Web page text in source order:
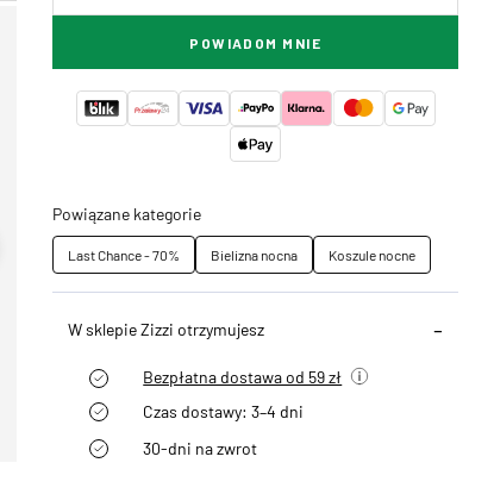
POWIADOM MNIE
Powiązane kategorie
Last Chance - 70% Bielizna nocna Koszule nocne
W sklepie Zizzi otrzymujesz
Bezpłatna dostawa od 59 zł
Czas dostawy: 3–4 dni
30-dni na zwrot